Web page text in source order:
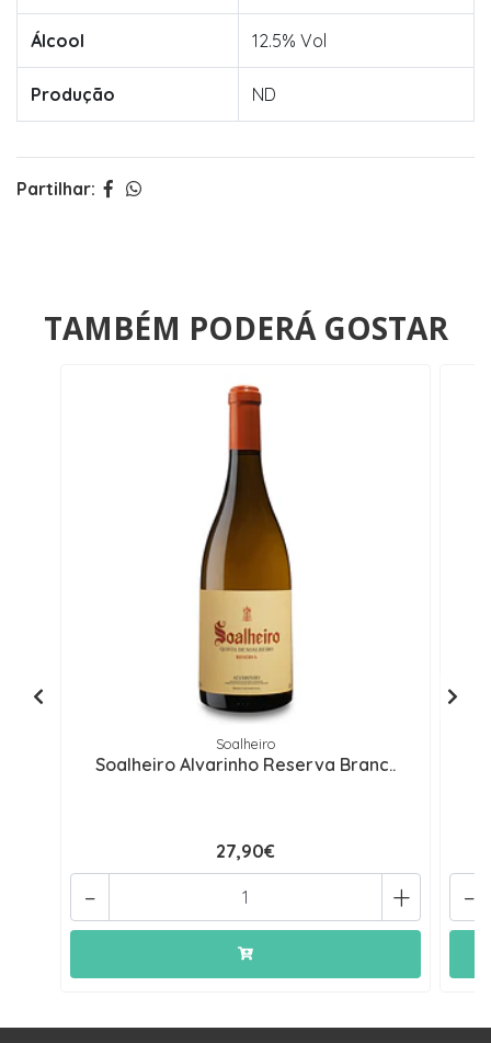
Álcool 12.5% Vol
Produção ND
Partilhar:
TAMBÉM PODERÁ GOSTAR
Soalheiro
Soalheiro Alvarinho Reserva Branc..
27,90€
+
- -